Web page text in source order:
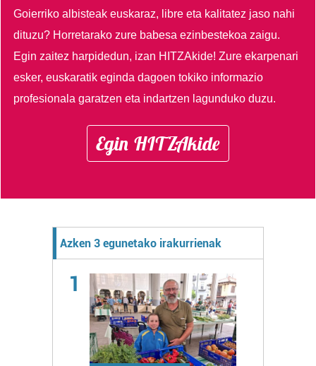
Goierriko albisteak euskaraz, libre eta kalitatez jaso nahi
dituzu? Horretarako zure babesa ezinbestekoa zaigu.
Egin zaitez harpidedun, izan HITZAkide!Zure ekarpenari
esker, euskaratik eginda dagoen tokiko informazio
profesionala garatzen eta indartzen lagunduko duzu.
Egin HITZAkide
Azken 3 egunetako irakurrienak
1